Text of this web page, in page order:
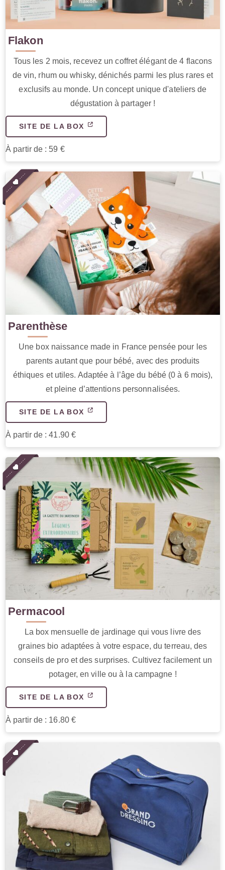
Flakon
Tous les 2 mois, recevez un coffret élégant de 4 flacons
de vin, rhum ou whisky, dénichés parmi les plus rares et
exclusifs au monde. Un concept unique d'ateliers de
dégustation à partager !
SITE DE LA BOX
À partir de : 59 €
Parenthèse
Une box naissance made in France pensée pour les
parents autant que pour bébé, avec des produits
éthiques et utiles. Adaptée à l’âge du bébé (0 à 6 mois),
et pleine d’attentions personnalisées.
SITE DE LA BOX
À partir de : 41.90 €
Permacool
La box mensuelle de jardinage qui vous livre des
graines bio adaptées à votre espace, du terreau, des
conseils de pro et des surprises. Cultivez facilement un
potager, en ville ou à la campagne !
SITE DE LA BOX
À partir de : 16.80 €